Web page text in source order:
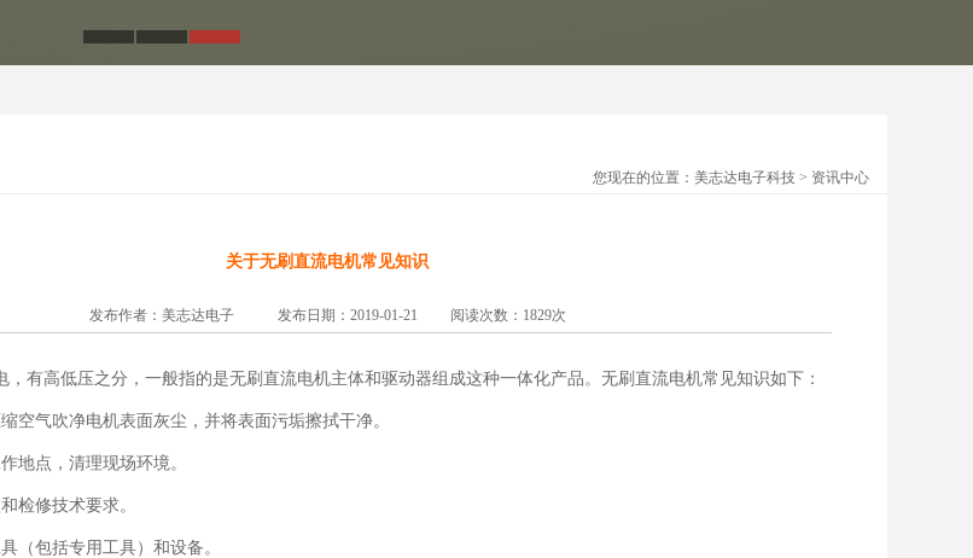
您现在的位置：美志达电子科技 > 资讯中心
关于无刷直流电机常见知识
发布作者：美志达电子 发布日期：2019-01-21 阅读次数：1829次
，有高低压之分，一般指的是无刷直流电机主体和驱动器组成这种一体化产品。无刷直流电机常见知识如下：
空气吹净电机表面灰尘，并将表面污垢擦拭干净。
地点，清理现场环境。
检修技术要求。
（包括专用工具）和设备。